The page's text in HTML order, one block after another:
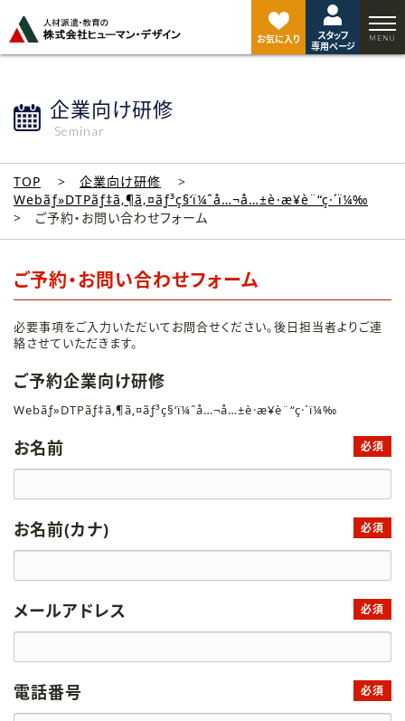
お気に入り
スタッフ
専用ページ
企業向け研修
Seminar
TOP
企業向け研修
Webãƒ»DTPãƒ‡ã‚¶ã‚¤ãƒ³ç§‘ï¼ˆå…¬å…±è·æ¥­è¨“ç·´ï¼‰
ご予約・お問い合わせフォーム
ご予約・お問い合わせフォーム
必要事項をご入力いただいてお問合せください。後日担当者よりご連
絡させていただきます。
ご予約企業向け研修
Webãƒ»DTPãƒ‡ã‚¶ã‚¤ãƒ³ç§‘ï¼ˆå…¬å…±è·æ¥­è¨“ç·´ï¼‰
お名前 必須
お名前(カナ) 必須
メールアドレス 必須
電話番号 必須
ジ
ト